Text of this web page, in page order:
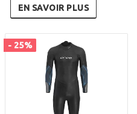
EN SAVOIR PLUS
- 25%